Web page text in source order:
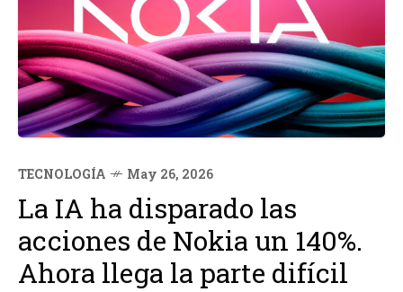
TECNOLOGÍA May 26, 2026
La IA ha disparado las
acciones de Nokia un 140%.
Ahora llega la parte difícil